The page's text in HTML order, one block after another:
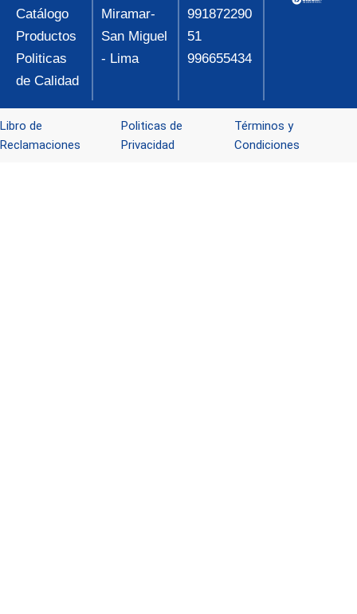
Catálogo
Productos
Politicas
de Calidad
Miramar-
San Miguel
- Lima
991872290
51
996655434
Libro de
Reclamaciones
Politicas de
Privacidad
Términos y
Condiciones